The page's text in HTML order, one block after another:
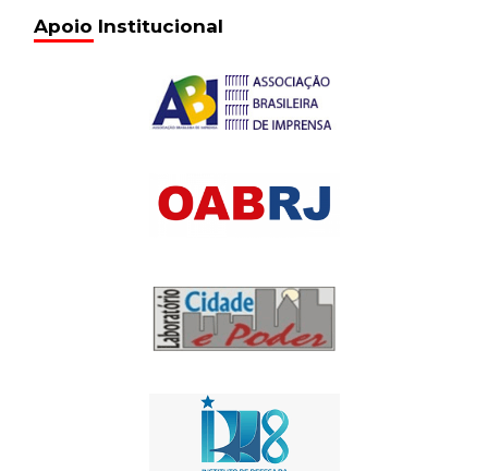
Apoio Institucional